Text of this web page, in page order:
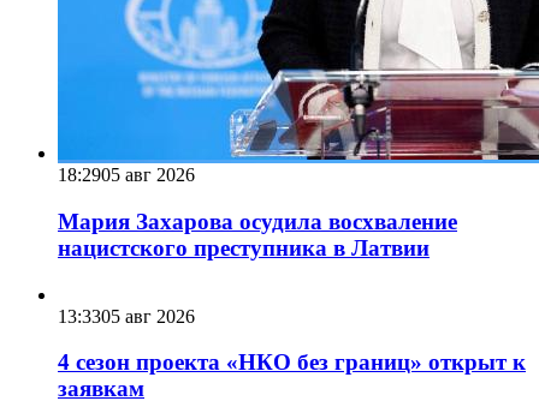
18:2905 авг 2026
Мария Захарова осудила восхваление
нацистского преступника в Латвии
13:3305 авг 2026
4 сезон проекта «НКО без границ» открыт к
заявкам